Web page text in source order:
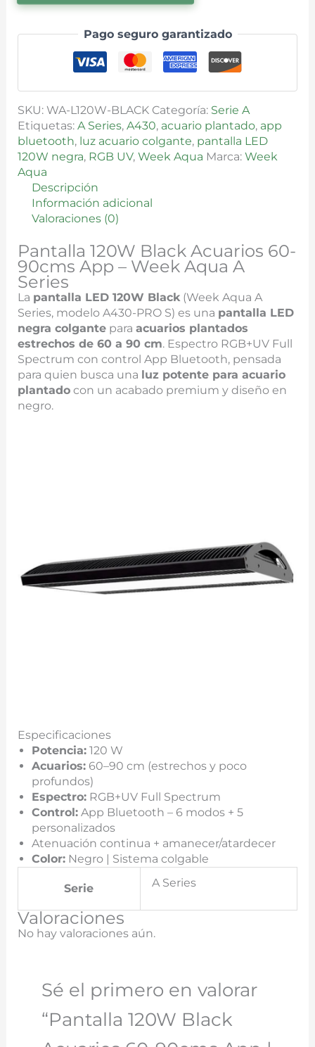
Pago seguro garantizado
SKU: WA-L120W-BLACK Categoría: Serie A
Etiquetas: A Series, A430, acuario plantado, app
bluetooth, luz acuario colgante, pantalla LED
120W negra, RGB UV, Week Aqua Marca: Week
Aqua
Descripción
Información adicional
Valoraciones (0)
Pantalla 120W Black Acuarios 60-
90cms App – Week Aqua A
Series
La pantalla LED 120W Black(Week Aqua A
Series, modelo A430-PRO S) es una pantalla LED
negra colgantepara acuarios plantados
estrechos de 60 a 90 cm. Espectro RGB+UV Full
Spectrum con control App Bluetooth, pensada
para quien busca una luz potente para acuario
plantadocon un acabado premium y diseño en
negro.
Especificaciones
Potencia:120 W
Acuarios:60–90 cm (estrechos y poco
profundos)
Espectro:RGB+UV Full Spectrum
Control:App Bluetooth – 6 modos + 5
personalizados
Atenuación continua + amanecer/atardecer
Color:Negro | Sistema colgable
Serie A Series
Valoraciones
No hay valoraciones aún.
Sé el primero en valorar
“Pantalla 120W Black